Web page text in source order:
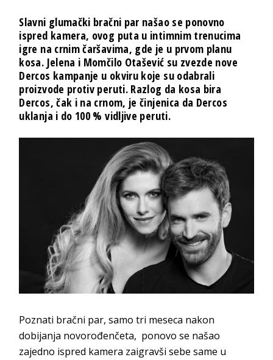
Slavni glumački bračni par našao se ponovno
ispred kamera, ovog puta u intimnim trenucima
igre na crnim čaršavima, gde je u prvom planu
kosa. Jelena i Momčilo Otašević su zvezde nove
Dercos kampanje u okviru koje su odabrali
proizvode protiv peruti. Razlog da kosa bira
Dercos, čak i na crnom, je činjenica da Dercos
uklanja i do 100 % vidljive peruti.
Poznati bračni par, samo tri meseca nakon
dobijanja novorođenčeta, ponovo se našao
zajedno ispred kamera zaigravši sebe same u